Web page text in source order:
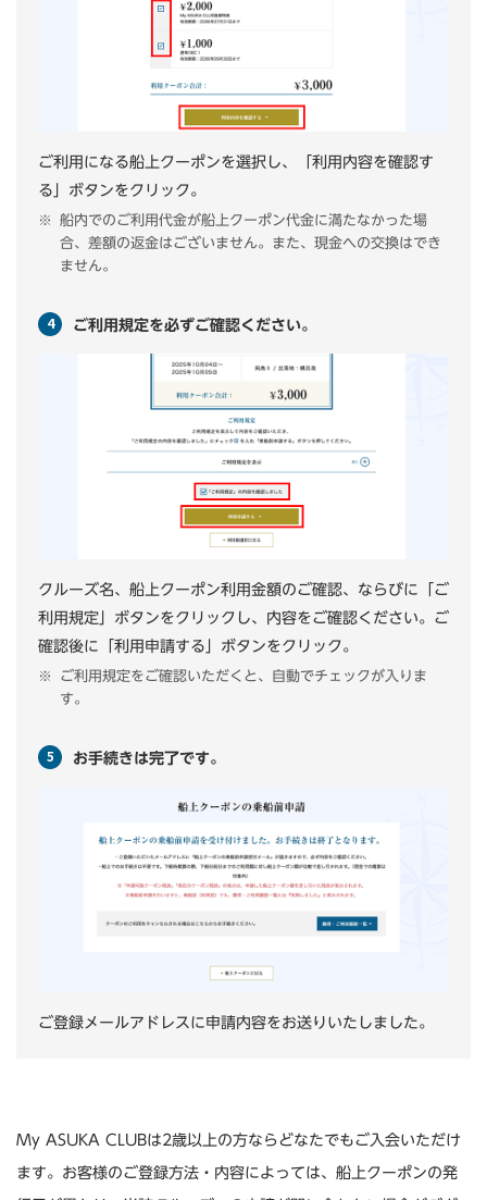
ご利用になる船上クーポンを選択し、「利用内容を確認す
る」ボタンをクリック。
船内でのご利用代金が船上クーポン代金に満たなかった場
合、差額の返金はございません。また、現金への交換はでき
ません。
ご利用規定を必ずご確認ください。
クルーズ名、船上クーポン利用金額のご確認、ならびに「ご
利用規定」ボタンをクリックし、内容をご確認ください。ご
確認後に「利用申請する」ボタンをクリック。
ご利用規定をご確認いただくと、自動でチェックが入りま
す。
お手続きは完了です。
ご登録メールアドレスに申請内容をお送りいたしました。
My ASUKA CLUBは2歳以上の方ならどなたでもご入会いただけ
ます。お客様のご登録方法・内容によっては、船上クーポンの発